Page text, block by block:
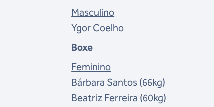
Masculino
Ygor Coelho
Boxe
Feminino
Bárbara Santos (66kg)
Beatriz Ferreira (60kg)